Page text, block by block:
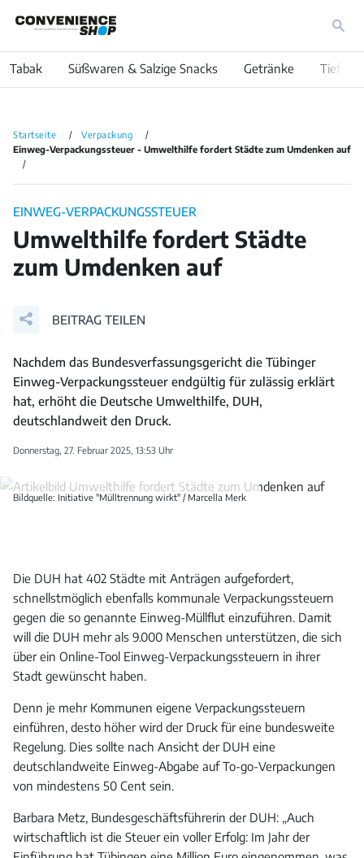
Tabak Süßwaren & Salzige Snacks Getränke
Startseite
Verpackung
Einweg-Verpackungssteuer - Umwelthilfe fordert Städte zum Umdenken auf
EINWEG-VERPACKUNGSSTEUER
Umwelthilfe fordert Städte
zum Umdenken auf
BEITRAG TEILEN
Nachdem das Bundesverfassungsgericht die Tübinger
Einweg-Verpackungssteuer endgültig für zulässig erklärt
hat, erhöht die Deutsche Umwelthilfe, DUH,
deutschlandweit den Druck.
Donnerstag, 27. Februar 2025, 13:53 Uhr
Bildquelle: Initiative "Mülltrennung wirkt" / Marcella Merk
Die DUH hat 402 Städte mit Anträgen aufgefordert,
schnellstmöglich ebenfalls kommunale Verpackungssteuern
gegen die so genannte Einweg-Müllflut einzuführen. Damit
will die DUH mehr als 9.000 Menschen unterstützen, die sich
über ein Online-Tool Einweg-Verpackungssteuern in ihrer
Stadt gewünscht haben.
Denn je mehr Kommunen eigene Verpackungssteuern
einführen, desto höher wird der Druck für eine bundesweite
Regelung. Dies sollte nach Ansicht der DUH eine
deutschlandweite Einweg-Abgabe auf To-go-Verpackungen
von mindestens 50 Cent sein.
Barbara Metz, Bundesgeschäftsführerin der DUH: „Auch
wirtschaftlich ist die Steuer ein voller Erfolg: Im Jahr der